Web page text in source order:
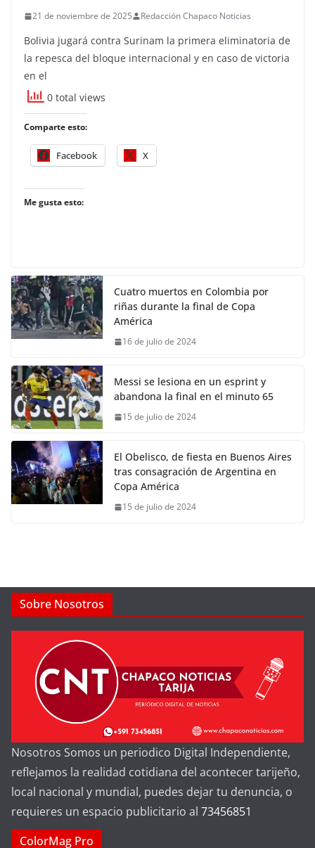
21 de noviembre de 2025 Redacción Chapaco Noticias
Bolivia jugará contra Surinam la primera eliminatoria de
la repesca del bloque internacional y en caso de victoria
en el
0 total views
Comparte esto:
Facebook X
Me gusta esto:
Cuatro muertos en Colombia por
riñas durante la final de Copa
América
16 de julio de 2024
Messi se lesiona en un esprint y
abandona la final en el minuto 65
15 de julio de 2024
El Obelisco, de fiesta en Buenos Aires
tras consagración de Argentina en
Copa América
15 de julio de 2024
Sobre Nosotros
Nosotros Somos un periodico Digital Independiente,
reflejamos la realidad cotidiana del acontecer tarijeño,
local nacional y mundial, puedes dejar tu denuncia, o
requieres un espacio publicitario al 73456851
ColorMag Pro